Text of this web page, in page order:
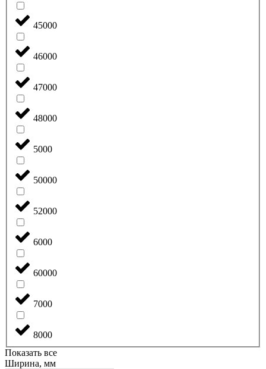
45000
46000
47000
48000
5000
50000
52000
6000
60000
7000
8000
Показать все
Ширина, мм